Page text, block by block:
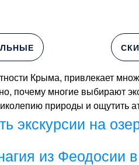
Крыма, привлекает
почему многие выбирают
природы и ощутить
экскурсии на
из Феодосии